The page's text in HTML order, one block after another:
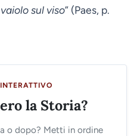
sul viso” (Paes, p.
la Storia?
o dopo? Metti in ordine